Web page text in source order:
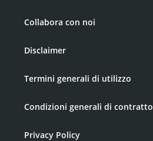
Collabora con noi
Disclaimer
Termini generali di utilizzo
Condizioni generali di contratto
Privacy Policy